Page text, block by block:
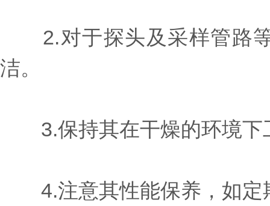
2.对于探头及采样管路等
洁。
3.保持其在干燥的环境下
4.注意其性能保养，如定